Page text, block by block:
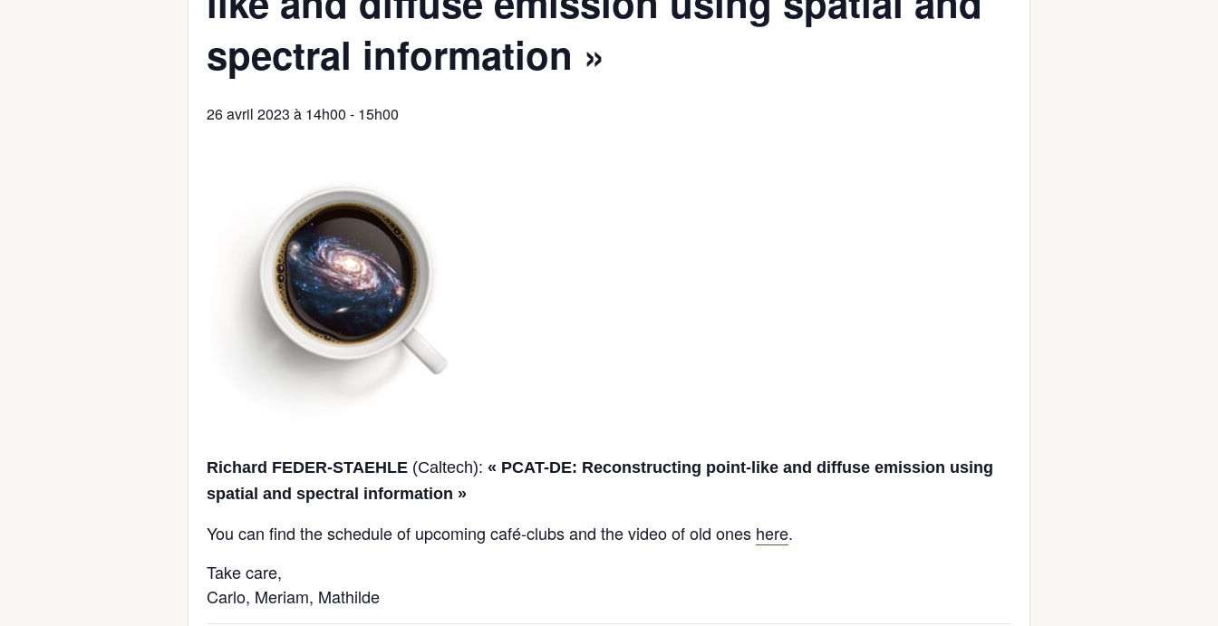
spectral information »
26 avril 2023 à 14h00 - 15h00
Richard FEDER-STAEHLE (Caltech): « PCAT-DE: Reconstructing point-like and diffuse emission using
spatial and spectral information »
You can find the schedule of upcoming café-clubs and the video of old ones here.
Take care,
Carlo, Meriam, Mathilde